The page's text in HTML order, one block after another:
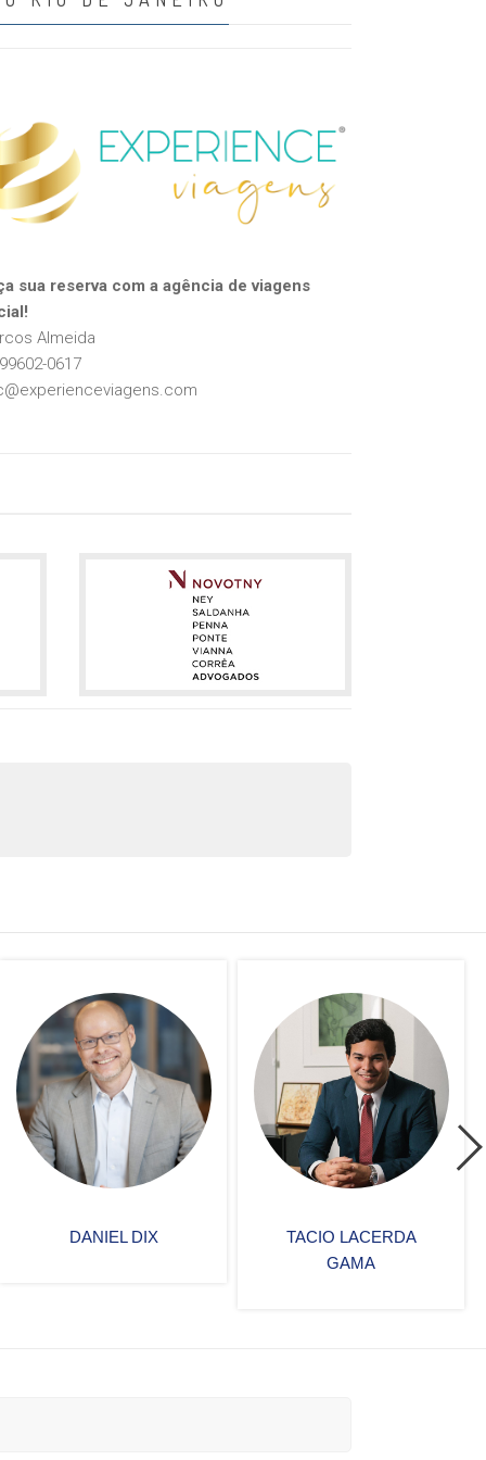
sua reserva com a agência de viagens
Almeida
0617
TACIO LACERDA
CAMILA
ABRUNHOSA